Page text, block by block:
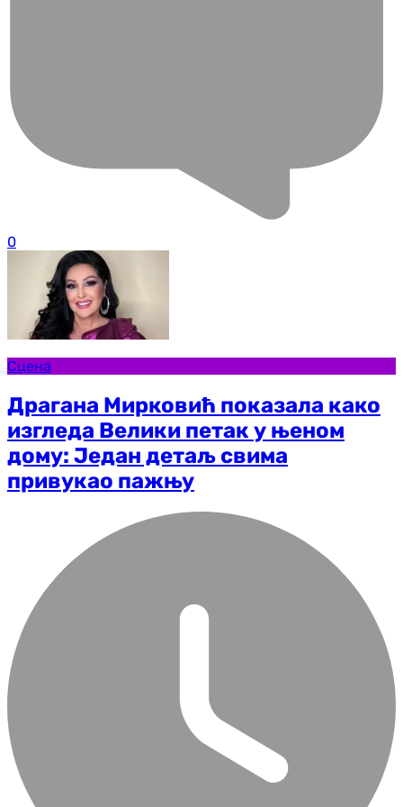
0
Сцена
Драгана Мирковић показала како
изгледа Велики петак у њеном
дому: Један детаљ свима
привукао пажњу